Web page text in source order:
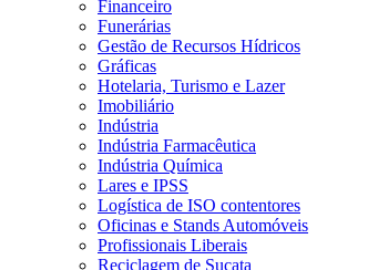
Financeiro
Funerárias
Gestão de Recursos Hídricos
Gráficas
Hotelaria, Turismo e Lazer
Imobiliário
Indústria
Indústria Farmacêutica
Indústria Química
Lares e IPSS
Logística de ISO contentores
Oficinas e Stands Automóveis
Profissionais Liberais
Reciclagem de Sucata